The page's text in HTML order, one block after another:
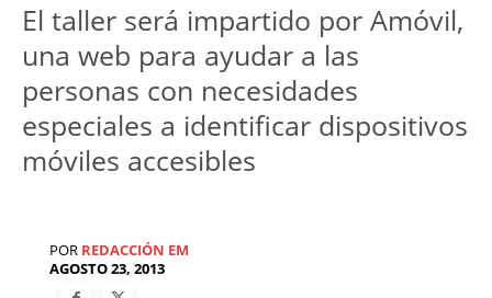
El taller será impartido por Amóvil,
una web para ayudar a las
personas con necesidades
especiales a identificar dispositivos
móviles accesibles
POR REDACCIÓN EM
AGOSTO 23, 2013